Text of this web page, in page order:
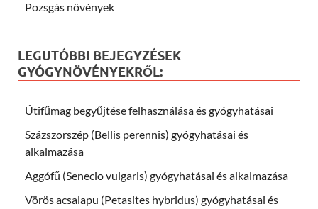
Pozsgás növények
LEGUTÓBBI BEJEGYZÉSEK
GYÓGYNÖVÉNYEKRŐL:
Útifűmag begyűjtése felhasználása és gyógyhatásai
Százszorszép (Bellis perennis) gyógyhatásai és
alkalmazása
Aggófű (Senecio vulgaris) gyógyhatásai és alkalmazása
Vörös acsalapu (Petasites hybridus) gyógyhatásai és